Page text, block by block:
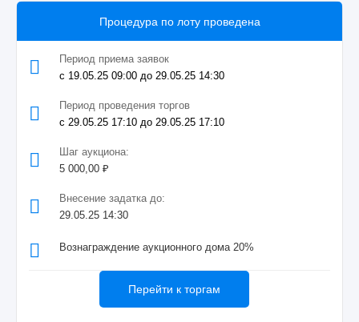
Процедура по лоту проведена
Период приема заявок
с 19.05.25 09:00 до 29.05.25 14:30
Период проведения торгов
с 29.05.25 17:10 до 29.05.25 17:10
Шаг аукциона:
5 000,00 ₽
Внесение задатка до:
29.05.25 14:30
Вознаграждение аукционного дома 20%
Перейти к торгам